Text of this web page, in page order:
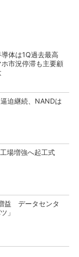
導体は1Q過去最高
市況停滞も主要顧
迫継続、NANDは
場増強へ起工式
益 データセンタ
」